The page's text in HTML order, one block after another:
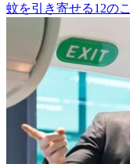
蚊を引き寄せる12の